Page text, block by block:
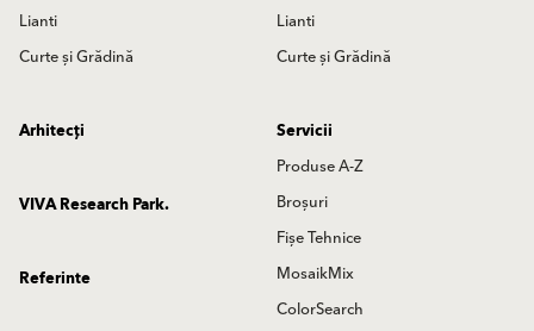
Lianti
Curte și Grădină
Lianti
Curte și Grădină
Arhitecți
Servicii
Produse A-Z
Broșuri
Fișe Tehnice
MosaikMix
ColorSearch
VIVA Research Park.
Referinte